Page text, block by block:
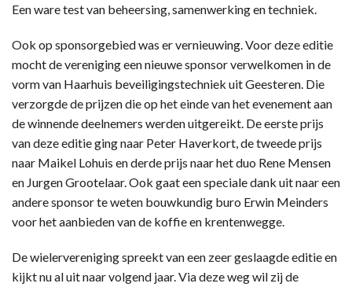
Een ware test van beheersing, samenwerking en techniek.
Ook op sponsorgebied was er vernieuwing. Voor deze editie
mocht de vereniging een nieuwe sponsor verwelkomen in de
vorm van Haarhuis beveiligingstechniek uit Geesteren. Die
verzorgde de prijzen die op het einde van het evenement aan
de winnende deelnemers werden uitgereikt. De eerste prijs
van deze editie ging naar Peter Haverkort, de tweede prijs
naar Maikel Lohuis en derde prijs naar het duo Rene Mensen
en Jurgen Grootelaar. Ook gaat een speciale dank uit naar een
andere sponsor te weten bouwkundig buro Erwin Meinders
voor het aanbieden van de koffie en krentenwegge.
De wielervereniging spreekt van een zeer geslaagde editie en
kijkt nu al uit naar volgend jaar. Via deze weg wil zij de